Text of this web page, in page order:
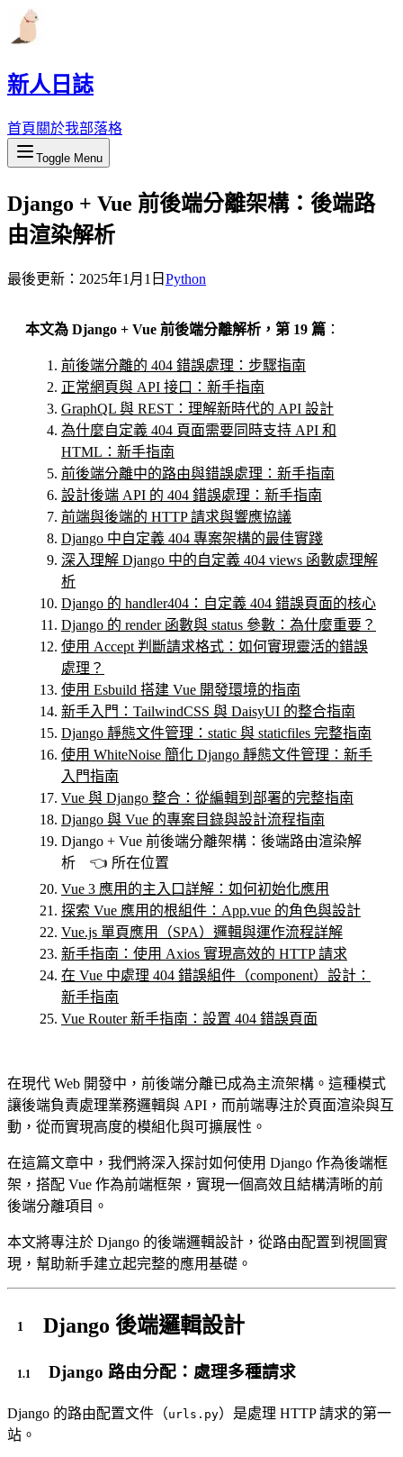
新人日誌
首頁 關於我部落格
Toggle Menu
Django + Vue 前後端分離架構：後端路
由渲染解析
最後更新： 2025年1月1日 Python
本文為 Django + Vue 前後端分離解析，第 19 篇 ：
前後端分離的 404 錯誤處理：步驟指南
正常網頁與 API 接口：新手指南
GraphQL 與 REST：理解新時代的 API 設計
為什麼自定義 404 頁面需要同時支持 API 和
HTML：新手指南
前後端分離中的路由與錯誤處理：新手指南
設計後端 API 的 404 錯誤處理：新手指南
前端與後端的 HTTP 請求與響應協議
Django 中自定義 404 專案架構的最佳實踐
深入理解 Django 中的自定義 404 views 函數處理解
析
Django 的 handler404：自定義 404 錯誤頁面的核心
Django 的 render 函數與 status 參數：為什麼重要？
使用 Accept 判斷請求格式：如何實現靈活的錯誤
處理？
使用 Esbuild 搭建 Vue 開發環境的指南
新手入門：TailwindCSS 與 DaisyUI 的整合指南
Django 靜態文件管理：static 與 staticfiles 完整指南
使用 WhiteNoise 簡化 Django 靜態文件管理：新手
入門指南
Vue 與 Django 整合：從編輯到部署的完整指南
Django 與 Vue 的專案目錄與設計流程指南
Django + Vue 前後端分離架構：後端路由渲染解
析 👈 所在位置
Vue 3 應用的主入口詳解：如何初始化應用
探索 Vue 應用的根組件：App.vue 的角色與設計
Vue.js 單頁應用（SPA）邏輯與運作流程詳解
新手指南：使用 Axios 實現高效的 HTTP 請求
在 Vue 中處理 404 錯誤組件（component）設計：
新手指南
Vue Router 新手指南：設置 404 錯誤頁面
在現代 Web 開發中，前後端分離已成為主流架構。這種模式
讓後端負責處理業務邏輯與 API，而前端專注於頁面渲染與互
動，從而實現高度的模組化與可擴展性。
在這篇文章中，我們將深入探討如何使用 Django 作為後端框
架，搭配 Vue 作為前端框架，實現一個高效且結構清晰的前
後端分離項目。
本文將專注於 Django 的後端邏輯設計，從路由配置到視圖實
現，幫助新手建立起完整的應用基礎。
Django 後端邏輯設計
Django 路由分配：處理多種請求
Django 的路由配置文件（urls.py）是處理 HTTP 請求的第一
站。